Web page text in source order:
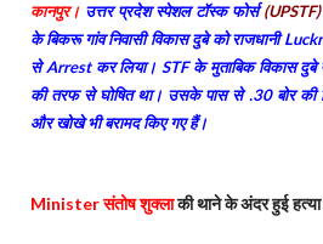
कानपुर। उत्तर प्रदेश स्पेशल टॉस्क फोर्स
के बिकरू गांव निवासी विकास दुबे को राजधानी
से Arrest कर लिया। STF के मुताबिक विकास दुबे
की तरफ से घोषित था। उसके पास से .30 बोर की
और खोखे भी बरामद किए गए हैं।
Minister संतोष शुक्लाकी थाने के अंदर हुई हत्या